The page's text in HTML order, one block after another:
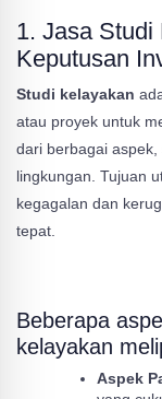
1. Jasa Studi
Keputusan
Studi kelayakan
atau proyek untuk
dari berbagai
lingkungan. Tujuan
kegagalan dan
tepat.
Beberapa
kelayakan
Aspek